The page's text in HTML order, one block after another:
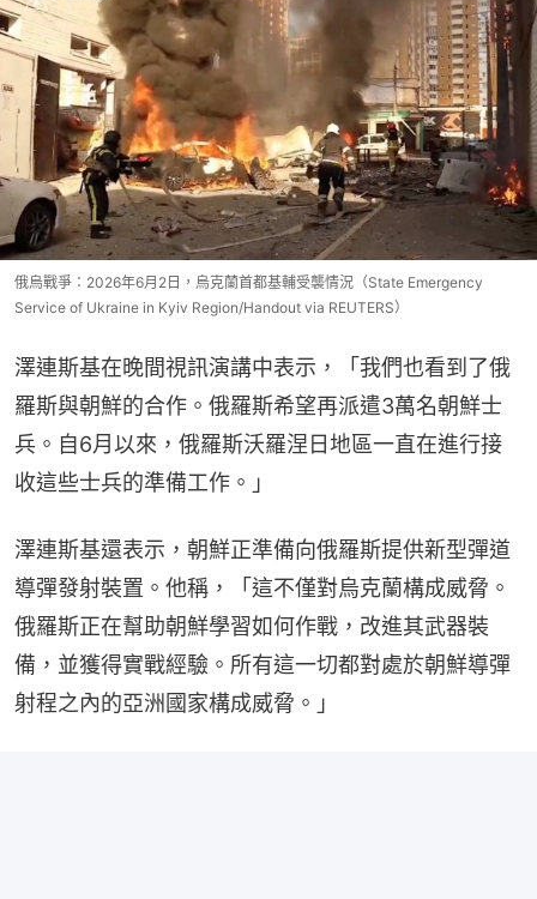
俄烏戰爭：2026年6月2日，烏克蘭首都基輔受襲情況（State Emergency
Service of Ukraine in Kyiv Region/Handout via REUTERS）
澤連斯基在晚間視訊演講中表示，「我們也看到了俄
羅斯與朝鮮的合作。俄羅斯希望再派遣3萬名朝鮮士
兵。自6月以來，俄羅斯沃羅涅日地區一直在進行接
收這些士兵的準備工作。」
澤連斯基還表示，朝鮮正準備向俄羅斯提供新型彈道
導彈發射裝置。他稱，「這不僅對烏克蘭構成威脅。
俄羅斯正在幫助朝鮮學習如何作戰，改進其武器裝
備，並獲得實戰經驗。所有這一切都對處於朝鮮導彈
射程之內的亞洲國家構成威脅。」